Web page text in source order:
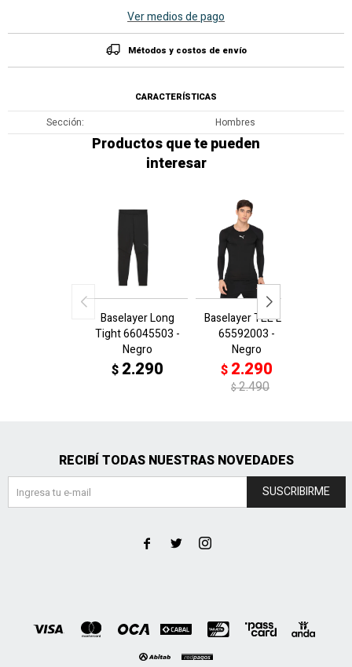
Ver medios de pago
Métodos y costos de envío
CARACTERÍSTICAS
Sección Hombres
Productos que te pueden
interesar
Baselayer Long
Tight 66045503 -
Negro
$ 2.290
Baselayer TEE LS
65592003 -
Negro
$ 2.290
$2.490
RECIBÍ TODAS NUESTRAS NOVEDADES
SUSCRIBIRME
  